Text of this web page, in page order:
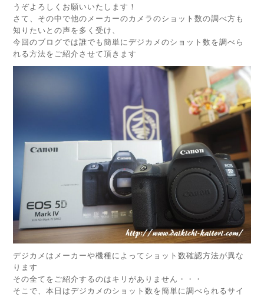
うぞよろしくお願いいたします！
さて、その中で他のメーカーのカメラのショット数の調べ方も
知りたいとの声を多く受け、
今回のブログでは誰でも簡単にデジカメのショット数を調べら
れる方法をご紹介させて頂きます
デジカメはメーカーや機種によってショット数確認方法が異な
ります
その全てをご紹介するのはキリがありません・・・
そこで、本日はデジカメのショット数を簡単に調べられるサイ